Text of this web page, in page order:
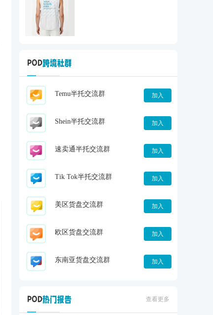
Temu半托交流群 加入
Shein半托交流群 加入
速卖通半托交流群 加入
Tik Tok半托交流群 加入
美区货盘交流群 加入
欧区货盘交流群 加入
东南亚货盘交流群 加入
查看更多